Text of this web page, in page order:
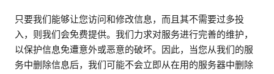
只要我们能够让您访问和修改信息，而且其不需要过多投
入，则我们会免费提供。我们力求对服务进行完善的维护，
以保护信息免遭意外或恶意的破坏。因此，当您从我们的服
务中删除信息后，我们可能不会立即从在用的服务器中删除